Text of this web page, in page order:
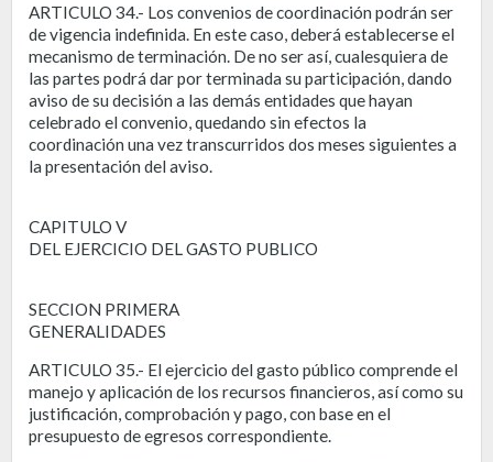
ARTICULO 34.- Los convenios de coordinación podrán ser
de vigencia indefinida. En este caso, deberá establecerse el
mecanismo de terminación. De no ser así, cualesquiera de
las partes podrá dar por terminada su participación, dando
aviso de su decisión a las demás entidades que hayan
celebrado el convenio, quedando sin efectos la
coordinación una vez transcurridos dos meses siguientes a
la presentación del aviso.
CAPITULO V
DEL EJERCICIO DEL GASTO PUBLICO
SECCION PRIMERA
GENERALIDADES
ARTICULO 35.- El ejercicio del gasto público comprende el
manejo y aplicación de los recursos financieros, así como su
justificación, comprobación y pago, con base en el
presupuesto de egresos correspondiente.